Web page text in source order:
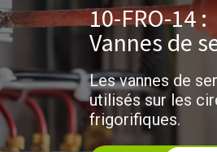
10-FRO-14 :
Vannes de
Les vannes de
utilisés sur les
frigorifiques.